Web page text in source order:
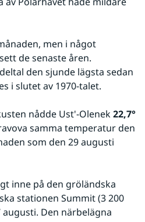
men i något
de senaste åren.
den sjunde lägsta sedan
i slutet av 1970-talet.
nådde Ust'-Olenek 22,7°
samma temperatur den
som den 29 augusti
inne på den gröländska
stationen Summit (3 200
augusti. Den närbelägna